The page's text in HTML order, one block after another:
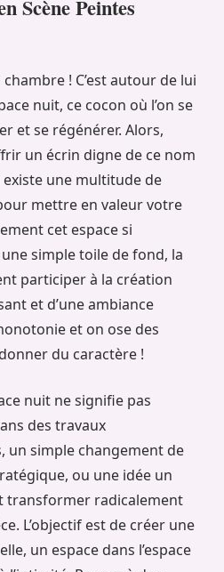
Scène Peintes
chambre ! C’est autour de lui
nuit, ce cocon où l’on se
et se régénérer. Alors,
un écrin digne de ce nom
une multitude de
mettre en valeur votre
cet espace si
simple toile de fond, la
participer à la création
et d’une ambiance
et on ose des
du caractère !
nuit ne signifie pas
des travaux
un simple changement de
ou une idée un
transformer radicalement
L’objectif est de créer une
un espace dans l’espace